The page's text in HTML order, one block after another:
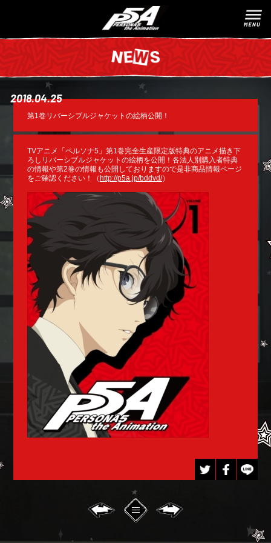
2018.04.25
第1巻リバーシブルジャケットの絵柄公開！
TVアニメ「ペルソナ5」第1巻完全生産限定版特典のアニメ描き下
ろしリバーシブルジャケットの絵柄を公開！各法人別購入者特典
の情報や第2巻の情報も公開しておりますので是非商品情報ページ
をご確認ください！（http://p5a.jp/bddvd/）